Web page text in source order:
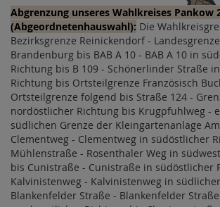
Abgrenzung unseres Wahlkreises Pankow
(Abgeordnetenhauswahl): Die
Bezirksgrenze Reinickendorf -
Brandenburg bis BAB A 10 - BAB A 10 in
Richtung bis B 109 - Schönerlinder Straße
Richtung bis Ortsteilgrenze Französisch
Ortsteilgrenze folgend bis Straße 124 -
nordöstlicher Richtung bis Krugpfuhlweg -
südlichen Grenze der Kleingartenanlage
Clementweg - Clementweg in südöstlicher
Mühlenstraße - Rosenthaler Weg in
bis Cunistraße - Cunistraße in südöstlicher
Kalvinistenweg - Kalvinistenweg in
Blankenfelder Straße - Blankenfelder